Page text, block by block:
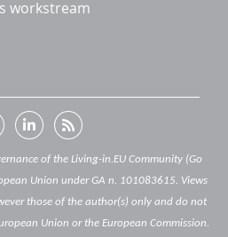
workstream
of the Living-in.EU Community (Go
Union under GA n. 101083615. Views
those of the author(s) only and do not
Union or the European Commission.